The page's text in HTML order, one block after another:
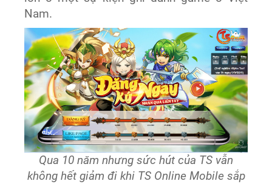
Nam.
Qua 10 năm nhưng sức hút của TS vẫn
không hết giảm đi khi TS Online Mobile sắp